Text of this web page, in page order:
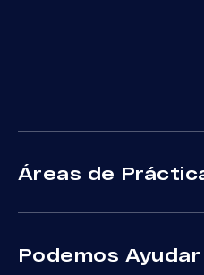
Áreas de
Abogados De Accidentes Con Lesiones
Podemos Ayudar